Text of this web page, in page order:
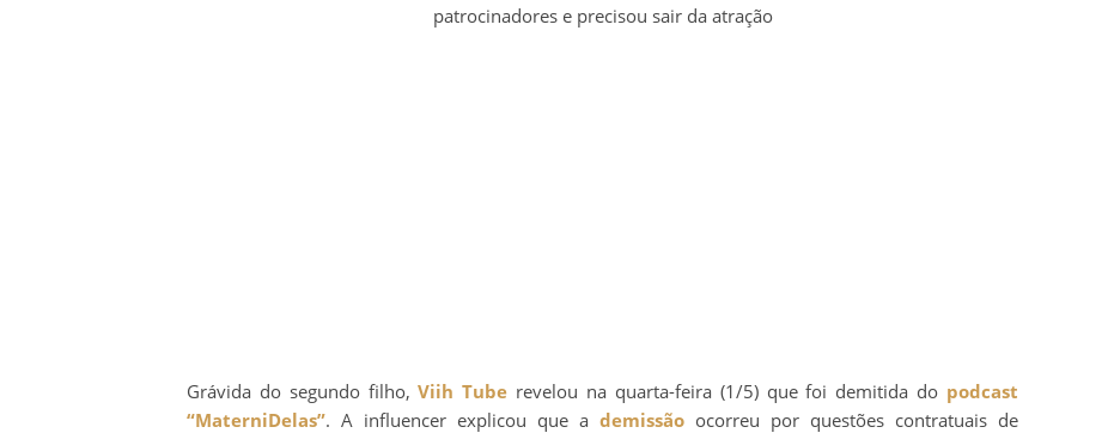
patrocinadores e precisou sair da atração
Grávida do segundo filho,Viih Tube revelou na quarta-feira (1/5) que foi demitida do podcast
“MaterniDelas”. A influencer explicou que a demissão ocorreu por questões contratuais de